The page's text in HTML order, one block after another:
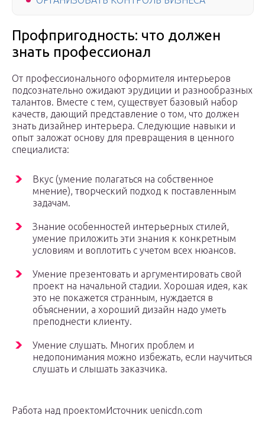
Профпригодность: что должен
знать профессионал
От профессионального оформителя интерьеров
подсознательно ожидают эрудиции и разнообразных
талантов. Вместе с тем, существует базовый набор
качеств, дающий представление о том, что должен
знать дизайнер интерьера. Следующие навыки и
опыт заложат основу для превращения в ценного
специалиста:
Вкус (умение полагаться на собственное
мнение), творческий подход к поставленным
задачам.
Знание особенностей интерьерных стилей,
умение приложить эти знания к конкретным
условиям и воплотить с учетом всех нюансов.
Умение презентовать и аргументировать свой
проект на начальной стадии. Хорошая идея, как
это не покажется странным, нуждается в
объяснении, а хороший дизайн надо уметь
преподнести клиенту.
Умение слушать. Многих проблем и
недопонимания можно избежать, если научиться
слушать и слышать заказчика.
Работа над проектомИсточник uenicdn.com